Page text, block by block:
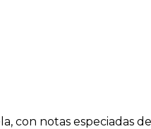
con notas especiadas